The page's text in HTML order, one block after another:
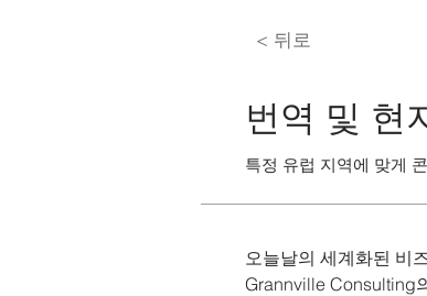
< 뒤로
번역 및 현
특정 유럽 지역에 맞게
오늘날의 세계화된 비
Grannville Consulting